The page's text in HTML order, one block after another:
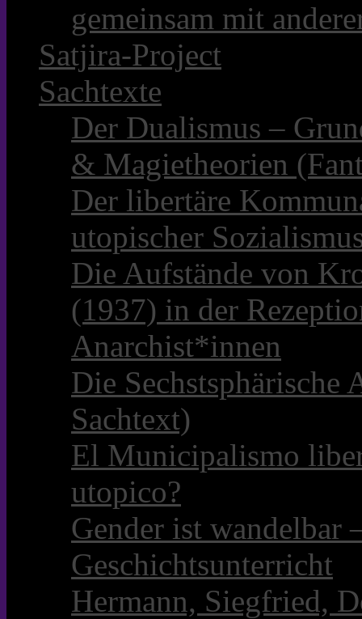
gemeinsam mit
Satjira-Project
Sachtexte
Der Dualismus –
& Magietheorien
Der libertäre
utopischer
Die Aufstände von
(1937) in der
Anarchist*innen
Die Sechstsphärische
Sachtext)
El Municipalismo
utopico?
Gender ist
Geschichtsunterricht
Hermann, Siegfried,